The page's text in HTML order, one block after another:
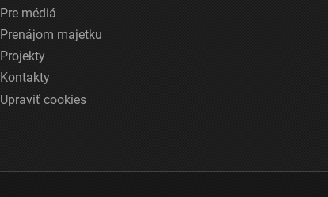
Pre médiá
Prenájom majetku
Projekty
Kontakty
Upraviť cookies